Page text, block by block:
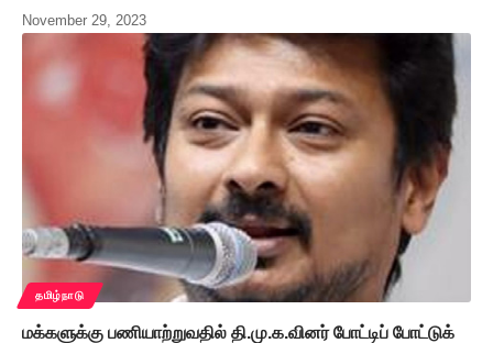
November 29, 2023
தமிழ்நாடு
மக்களுக்கு பணியாற்றுவதில் தி.மு.க.வினர் போட்டிப் போட்டுக்